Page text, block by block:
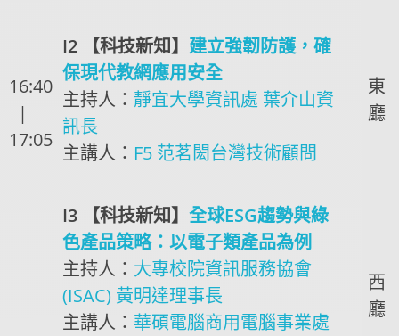
16:40
|
17:05
I2 【科技新知】 建立強韌防護，確
保現代教網應用安全
主持人： 靜宜大學資訊處 葉介山資
訊長
主講人： F5 范茗閎台灣技術顧問
東
廳
I3 【科技新知】 全球ESG趨勢與綠
色產品策略：以電子類產品為例
主持人： 大專校院資訊服務協會
(ISAC) 黃明達理事長
主講人： 華碩電腦商用電腦事業處
西
廳